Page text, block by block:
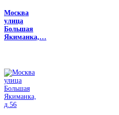
Москва
улица
Большая
Якиманка,…